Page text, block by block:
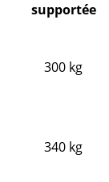
supportée
300 kg
340 kg